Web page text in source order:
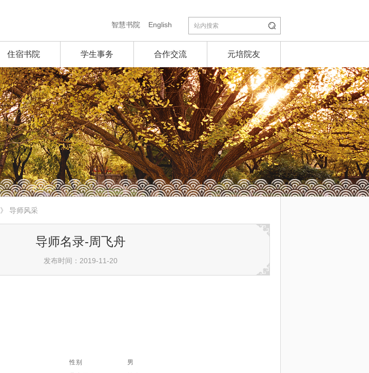
智慧书院 English
住宿书院 学生事务 合作交流 元培院友
》 导师风采
导师名录-周飞舟
发布时间：2019-11-20
性别
男